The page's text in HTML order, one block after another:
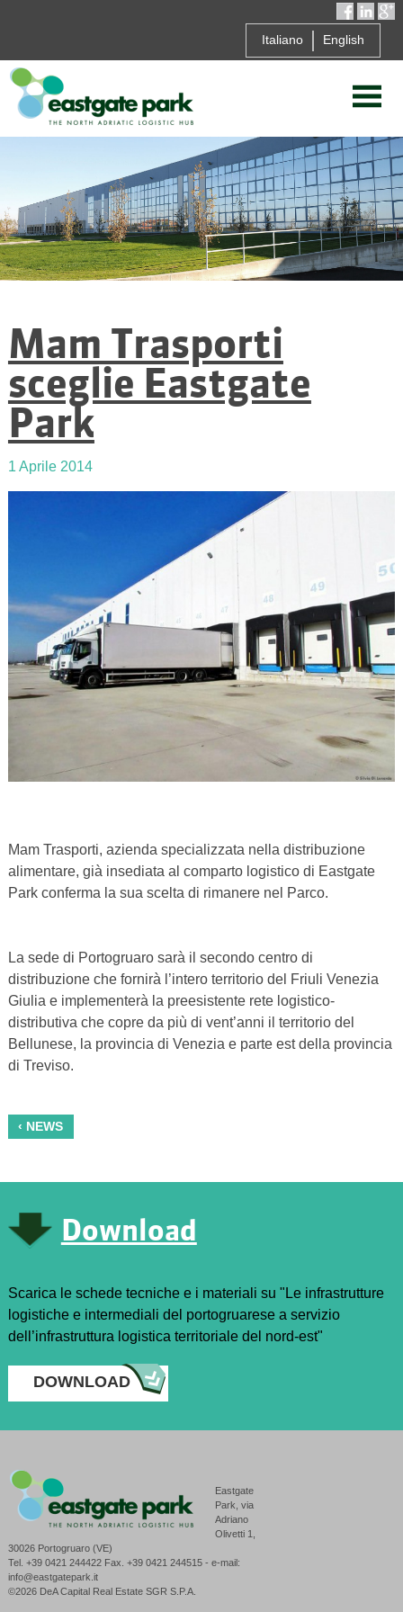
Italiano English
Mam Trasporti
sceglie Eastgate
Park
1 Aprile 2014
Mam Trasporti, azienda specializzata nella distribuzione
alimentare, già insediata al comparto logistico di Eastgate
Park conferma la sua scelta di rimanere nel Parco.
La sede di Portogruaro sarà il secondo centro di
distribuzione che fornirà l’intero territorio del Friuli Venezia
Giulia e implementerà la preesistente rete logistico-
distributiva che copre da più di vent’anni il territorio del
Bellunese, la provincia di Venezia e parte est della provincia
di Treviso.
‹ NEWS
Download
Scarica le schede tecniche e i materiali su "Le infrastrutture
logistiche e intermediali del portogruarese a servizio
dell’infrastruttura logistica territoriale del nord-est"
DOWNLOAD
Eastgate
Park, via
Adriano
Olivetti 1,
30026 Portogruaro (VE)
Tel. +39 0421 244422 Fax. +39 0421 244515 - e-mail:
info@eastgatepark.it
©2026 DeA Capital Real Estate SGR S.P.A.